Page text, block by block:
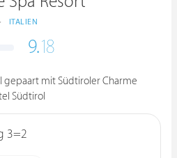
ITALIEN
9.18
gepaart mit Südtiroler Charme
Südtirol
3=2